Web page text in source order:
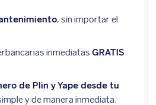
, sin importar el
inmediatas GRATIS
de Plin y Yape desde tu
y de manera inmediata.